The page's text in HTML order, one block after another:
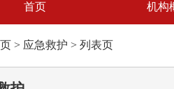
首页 机构
> 应急救护 > 列表页